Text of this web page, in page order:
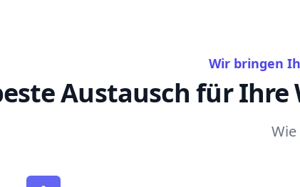
Wir bringen
Austausch für